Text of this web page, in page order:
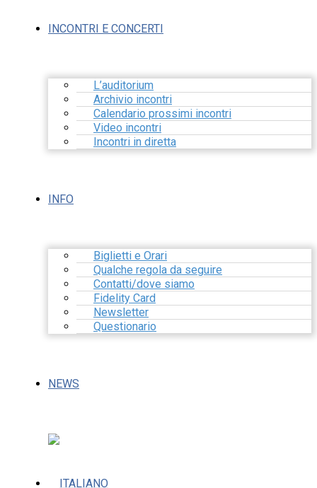
INCONTRI E CONCERTI
L’auditorium
Archivio incontri
Calendario prossimi incontri
Video incontri
Incontri in diretta
INFO
Biglietti e Orari
Qualche regola da seguire
Contatti/dove siamo
Fidelity Card
Newsletter
Questionario
NEWS